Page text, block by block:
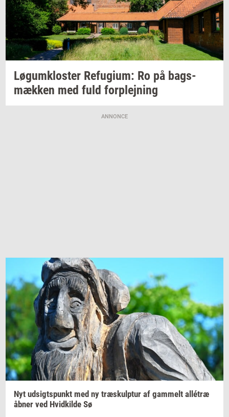
Løgum­klo­ster Re­fu­gi­um: Ro på bags­
mæk­ken med fuld for­plej­ning
ANNONCE
Nyt ud­sigts­punkt med ny træskul­p­tur af gam­melt allétræ
åbner ved Hvid­kil­de Sø